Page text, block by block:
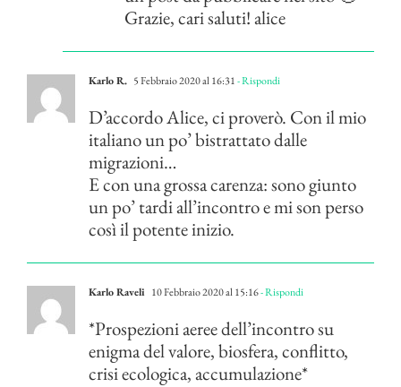
Grazie, cari saluti! alice
Karlo R. 5 Febbraio 2020 al 16:31- Rispondi
D’accordo Alice, ci proverò. Con il mio
italiano un po’ bistrattato dalle
migrazioni…
E con una grossa carenza: sono giunto
un po’ tardi all’incontro e mi son perso
così il potente inizio.
Karlo Raveli 10 Febbraio 2020 al 15:16- Rispondi
*Prospezioni aeree dell’incontro su
enigma del valore, biosfera, conflitto,
crisi ecologica, accumulazione*